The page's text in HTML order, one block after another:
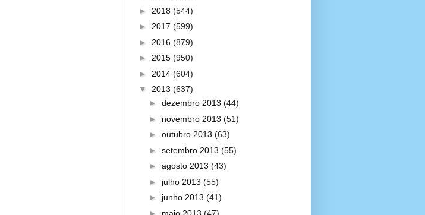
► 2018 (544)
► 2017 (599)
► 2016 (879)
► 2015 (950)
► 2014 (604)
▼ 2013 (637)
► dezembro 2013 (44)
► novembro 2013 (51)
► outubro 2013 (63)
► setembro 2013 (55)
► agosto 2013 (43)
► julho 2013 (55)
► junho 2013 (41)
► maio 2013 (47)